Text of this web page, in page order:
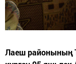
Лаеш районының